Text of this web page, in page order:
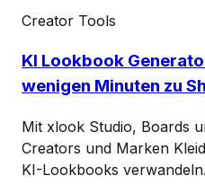
Creator Tools
KI Lookbook
wenigen Minuten zu
Mit xlook Studio, Boards
Creators und Marken
KI-Lookbooks verwandeln.